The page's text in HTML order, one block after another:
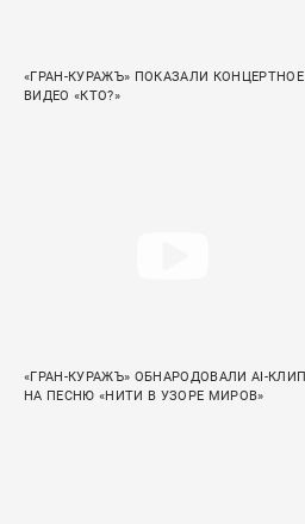
«ГРАН-КУРАЖЪ» ПОКАЗАЛИ КОНЦЕРТНОЕ
ВИДЕО «КТО?»
«ГРАН-КУРАЖЪ» ОБНАРОДОВАЛИ AI-КЛИП
НА ПЕСНЮ «НИТИ В УЗОРЕ МИРОВ»